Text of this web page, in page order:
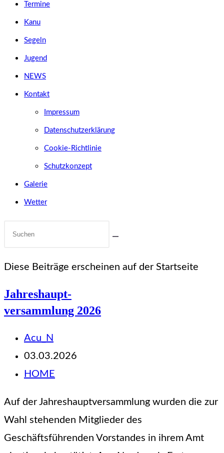
Termine
Kanu
Segeln
Jugend
NEWS
Kontakt
Impressum
Datenschutzerklärung
Cookie-Richtlinie
Schutzkonzept
Galerie
Wetter
Diese
durchsuchen
Diese Beiträge erscheinen auf der Startseite
Jahreshaupt-
versammlung 2026
Beitrags-
Autor:
Acu_N
Beitrag
veröffentlicht:
03.03.2026
Beitrags-
HOME
Auf der Jahreshauptversammlung wurden die zur
Wahl stehenden Mitglieder des
Geschäftsführenden Vorstandes in ihrem Amt